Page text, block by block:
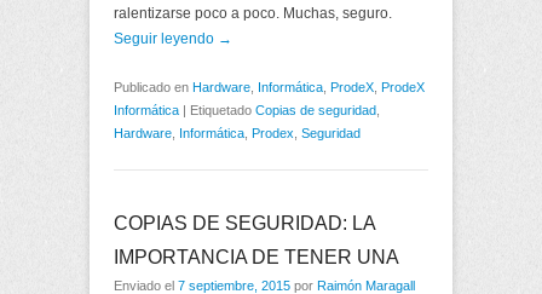
ralentizarse poco a poco. Muchas, seguro.
Seguir leyendo →
Publicado en Hardware Informática ProdeX ProdeX
Informática | Etiquetado Copias de seguridad
Hardware Informática Prodex Seguridad
COPIAS DE SEGURIDAD: LA
IMPORTANCIA DE TENER UNA
Enviado el 7 septiembre, 2015 por Raimón Maragall